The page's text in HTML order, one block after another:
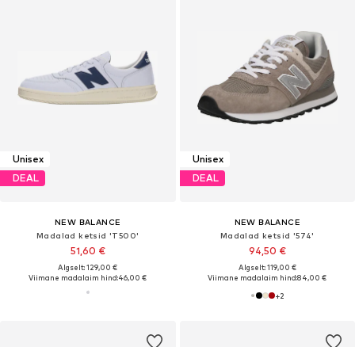
Unisex
DEAL
NEW BALANCE
Madalad ketsid 'T500'
51,60 €
Algselt: 129,00 €
Viimane madalaim hind:46,00 €
Unisex
DEAL
NEW BALANCE
Madalad ketsid '574'
94,50 €
Algselt: 119,00 €
Viimane madalaim hind:84,00 €
+2